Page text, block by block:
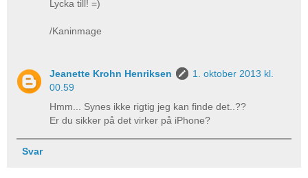
Lycka till! =)
/Kaninmage
Jeanette Krohn Henriksen
1. oktober 2013 kl.
00.59
Hmm... Synes ikke rigtig jeg kan finde det..??
Er du sikker på det virker på iPhone?
Svar